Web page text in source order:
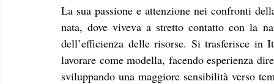
La sua passione e attenzione nei confronti
nata, dove viveva a stretto contatto con la
dell’efficienza delle risorse. Si trasferisce in
lavorare come modella, facendo esperienza
sviluppando una maggiore sensibilità verso